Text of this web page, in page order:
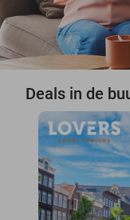
Deals in de